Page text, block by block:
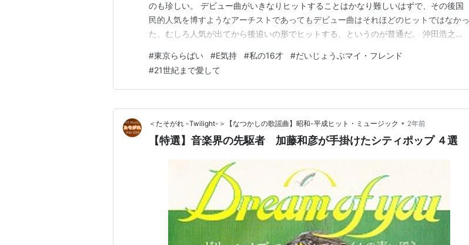
のも珍しい。 デビュー曲がいきなりヒットすることはかなり難しいはずで、その後国
民的人気を博すようなアーチストであってもデビュー曲はそれほどのヒットではなかっ
た、むしろ人気が出てから後追いの形でヒットする、というのが普通だ。 沖田浩之は
堂キャンペーン、という具合にデビュー即ヒットにはなんらかの後ろ盾があったのだろ
う。 なかでも大ヒットとなった中原理恵の場合はどうだ…
#東京ららばい #E気持 #私の16才 #だいじょうぶマイ・フレンド
#21世紀まで愛して
＜たそがれ -Twilight-＞【なつかしの歌謡曲】昭和-平成ヒット・ミュージック • 2年前
【特選】音楽界の先駆者 加藤和彦が手掛けたシティポップ ４選